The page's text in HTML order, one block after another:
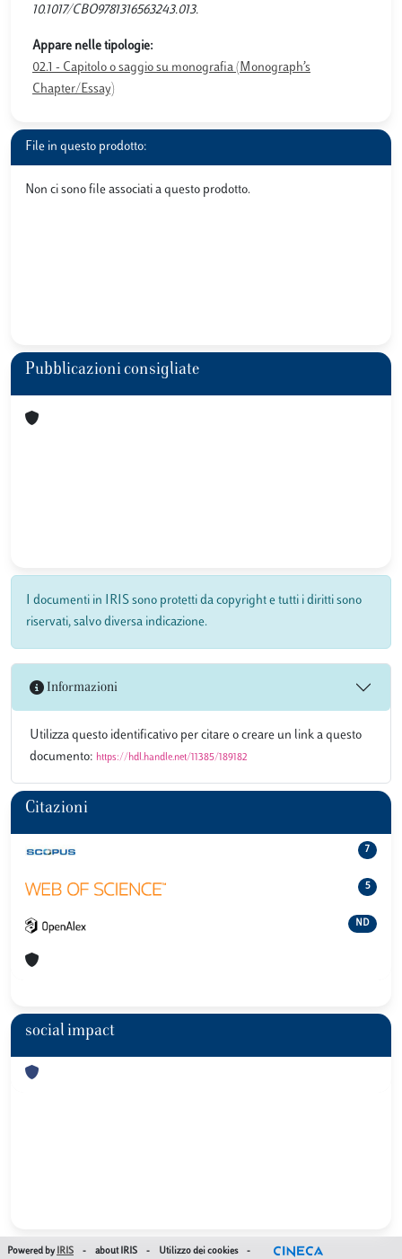
10.1017/CBO9781316563243.013.
Appare nelle tipologie:
02.1 - Capitolo o saggio su monografia (Monograph’s
Chapter/Essay)
File in questo prodotto:
Non ci sono file associati a questo prodotto.
Pubblicazioni consigliate
I documenti in IRIS sono protetti da copyright e tutti i diritti sono
riservati, salvo diversa indicazione.
Informazioni
Utilizza questo identificativo per citare o creare un link a questo
documento: https://hdl.handle.net/11385/189182
Citazioni
7
5
ND
social impact
Powered by IRIS - about IRIS - Utilizzo dei cookies -